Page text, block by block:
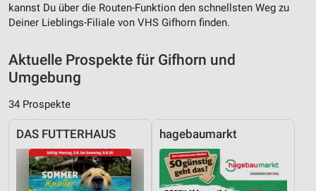
kannst Du über die Routen-Funktion den schnellsten Weg zu
Deiner Lieblings-Filiale von VHS Gifhorn finden.
Aktuelle Prospekte für Gifhorn und
Umgebung
34 Prospekte
DAS FUTTERHAUS hagebaumarkt